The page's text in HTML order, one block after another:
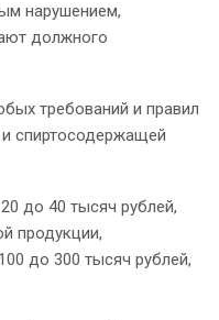
нарушением,
должного
требований и правил
спиртосодержащей
до 40 тысяч рублей,
продукции,
до 300 тысяч рублей,